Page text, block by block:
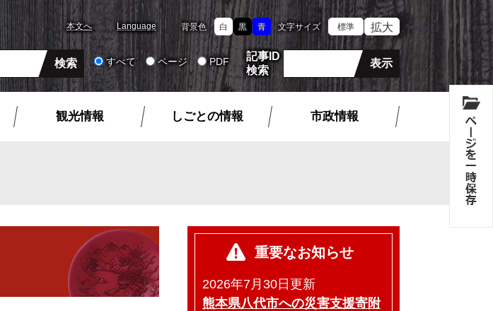
本文へ Language 背景色 白 黒 青 文字サイズ 標準 拡大
すべて ページ PDF
記事ID
検索
観光情報 しごとの情報 市政情報
重要なお知らせ
2026年7月30日更新
熊本県八代市への災害支援寄附